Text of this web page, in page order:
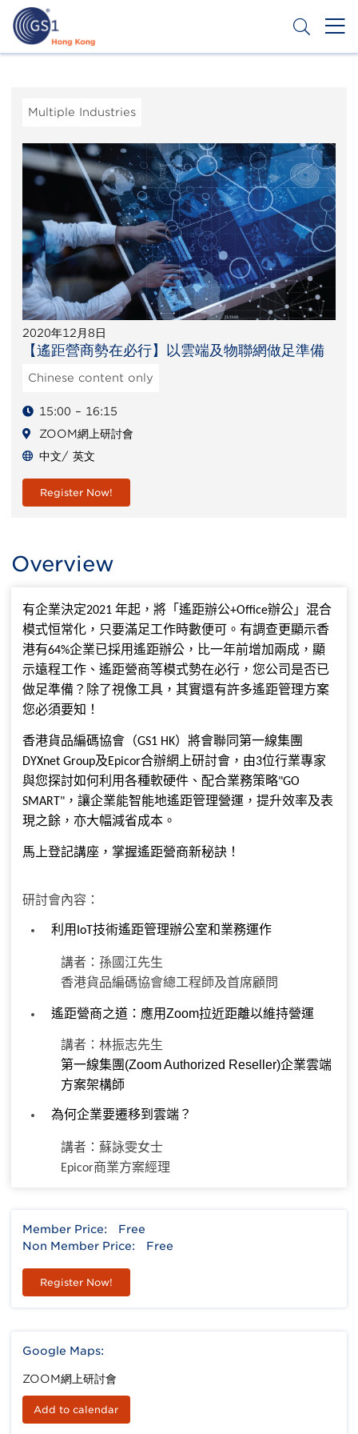
Skip
main
content
Second
Menu
Multiple Industries
2020年12月8日
【遙距營商勢在必行】以雲端及物聯網做足準備
Chinese content only
15:00 – 16:15
ZOOM網上研討會
中文/ 英文
Register Now!
Overview
有企業決定2021 年起 ， 將 「 遙距辦公+Office辦公 」 混合
模式恒常化 ， 只要滿足工作時數便可 。 有調查更顯示香
港有64%企業已採用遙距辦公 ， 比一年前增加兩成 ， 顯
示遠程工作 、 遙距營商等模式勢在必行 ， 您公司是否已
做足準備 ？ 除了視像工具 ， 其實還有許多遙距管理方案
您必須要知 ！
香港貨品編碼協會 （GS1 HK） 將會聯同第一線集團
DYXnet Group及Epicor合辦網上研討會 ， 由3位行業專家
與您探討如何利用各種軟硬件 、 配合業務策略"GO
SMART" ， 讓企業能智能地遙距管理營運 ， 提升效率及表
現之餘 ， 亦大幅減省成本 。
馬上登記講座 ， 掌握遙距營商新秘訣 ！
研討會內容 ：
利用 IoT技術遙距管理辦公室和業務運作
講者 ： 孫國江先生
香港貨品編碼協會總工程師及首席顧問
遙距營商之道：應用Zoom拉近距離以維持營運
講者 ： 林振志先生
第一線集團 (Zoom Authorized Reseller)企業雲端
方案架構師
為何企業要遷移到雲端？
講者 ： 蘇詠雯女士
Epicor商業方案經理
Member Price:
Free
Non Member Price:
Free
Register Now!
Google Maps:
ZOOM網上研討會
Add to calendar